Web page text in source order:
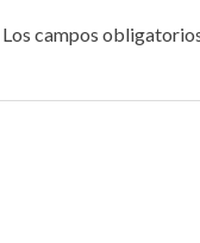
Los campos